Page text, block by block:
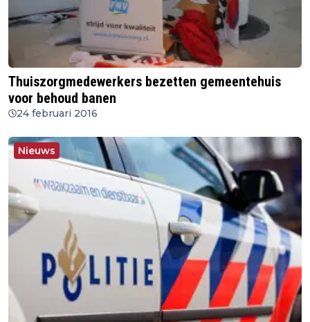
Thuiszorgmedewerkers bezetten gemeentehuis
voor behoud banen
24 februari 2016
Nieuws